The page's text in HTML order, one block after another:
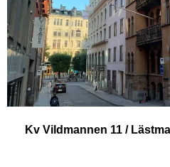
Kv Vildmannen 11 /